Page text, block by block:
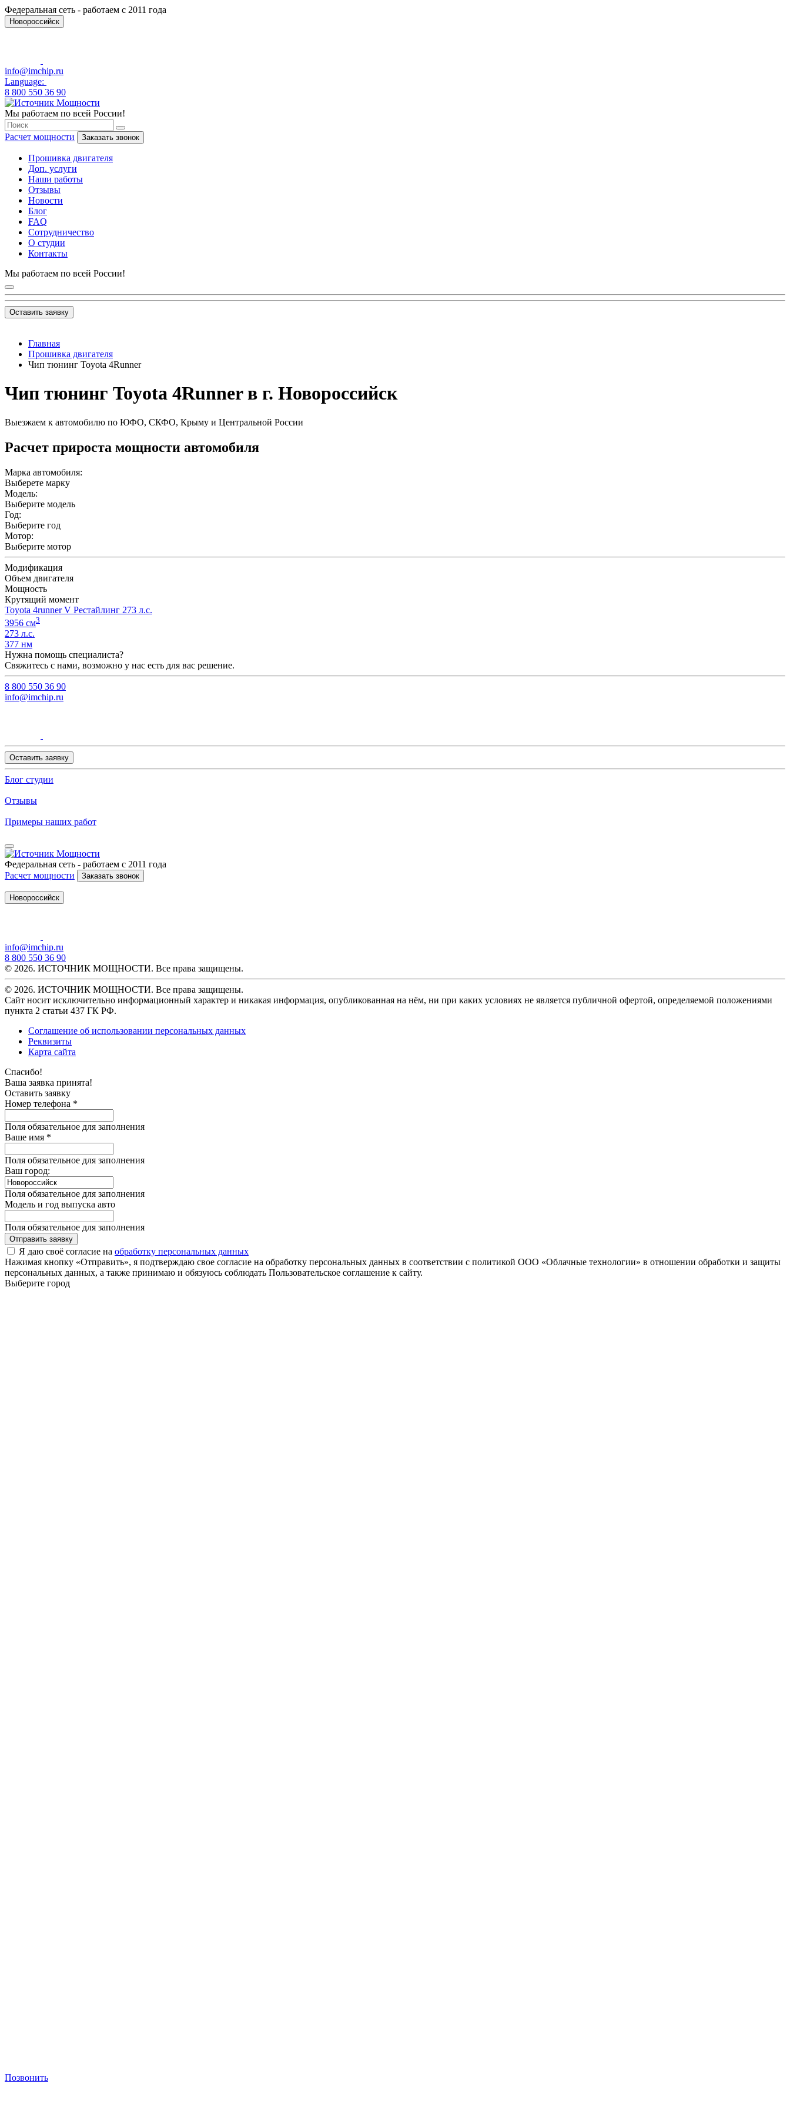
Федеральная сеть - работаем с 2011 года
Новороссийск
info@imchip.ru
Language:
8 800 550 36 90
Мы работаем по всей России!
Расчет мощности Заказать звонок
Прошивка двигателя
Доп. услуги
Наши работы
Отзывы
Новости
Блог
FAQ
Сотрудничество
О студии
Контакты
Мы работаем по всей России!
Оставить заявку
Главная
Прошивка двигателя
Чип тюнинг Toyota 4Runner
Чип тюнинг Toyota 4Runner в г. Новороссийск
Выезжаем к автомобилю по ЮФО, СКФО, Крыму и Центральной России
Расчет прироста мощности автомобиля
Марка автомобиля:
Выберете марку
Модель:
Выберите модель
Год:
Выберите год
Мотор:
Выберите мотор
Модификация
Объем двигателя
Мощность
Крутящий момент
Toyota 4runner V Рестайлинг 273 л.с.
3956 см3
273 л.с.
377 нм
Нужна помощь специалиста?
Свяжитесь с нами, возможно у нас есть для вас решение.
8 800 550 36 90
info@imchip.ru
Оставить заявку
Блог студии
Отзывы
Примеры наших работ
Федеральная сеть - работаем с 2011 года
Расчет мощности
Заказать звонок
Новороссийск
info@imchip.ru
8 800 550 36 90
© 2026. ИСТОЧНИК МОЩНОСТИ. Все права защищены.
© 2026. ИСТОЧНИК МОЩНОСТИ. Все права защищены.
Сайт носит исключительно информационный характер и никакая информация, опубликованная на нём, ни при каких условиях не является публичной офертой, определяемой положениями
пункта 2 статьи 437 ГК РФ.
Соглашение об использовании персональных данных
Реквизиты
Карта сайта
Спасибо!
Ваша заявка принята!
Оставить заявку
Номер телефона *
Поля обязательное для заполнения
Ваше имя *
Поля обязательное для заполнения
Ваш город:
Поля обязательное для заполнения
Модель и год выпуска авто
Поля обязательное для заполнения
Отправить заявку
Я даю своё согласие на обработку персональных данных
Нажимая кнопку «Отправить», я подтверждаю свое согласие на обработку персональных данных в соответствии с политикой ООО «Облачные технологии» в отношении обработки и защиты
персональных данных, а также принимаю и обязуюсь соблюдать Пользовательское соглашение к сайту.
Выберите город
Позвонить